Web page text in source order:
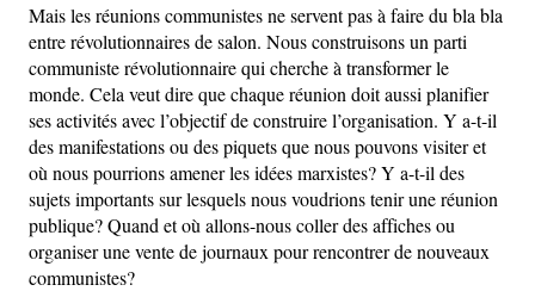
Mais les réunions communistes ne servent pas à faire du bla bla
entre révolutionnaires de salon. Nous construisons un parti
communiste révolutionnaire qui cherche à transformer le
monde. Cela veut dire que chaque réunion doit aussi planifier
ses activités avec l’objectif de construire l’organisation. Y a-t-il
des manifestations ou des piquets que nous pouvons visiter et
où nous pourrions amener les idées marxistes? Y a-t-il des
sujets importants sur lesquels nous voudrions tenir une réunion
publique? Quand et où allons-nous coller des affiches ou
organiser une vente de journaux pour rencontrer de nouveaux
communistes?